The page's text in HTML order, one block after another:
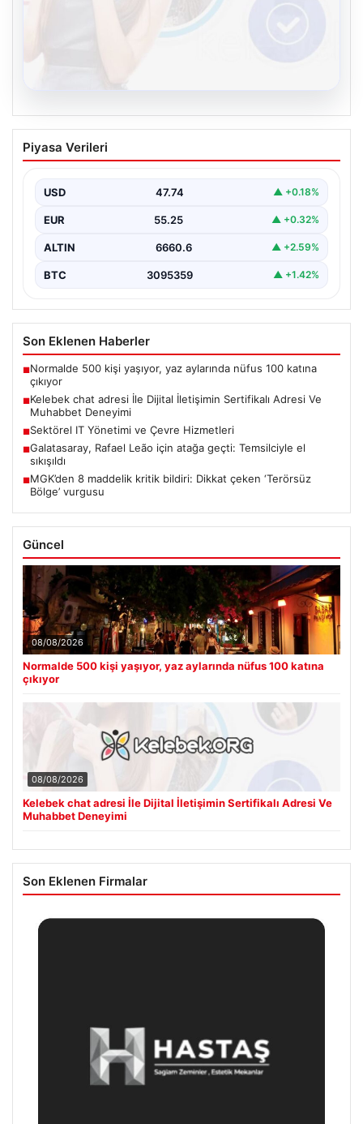
Kelebek chat adresi İle Dijital İletişimin
Sertifikalı Adresi Ve Muhabbet
İnternet çağında bireylerin güvenli bir tarzda irtibat
Piyasa Verileri
USD 47.74 ▲ +0.18%
EUR 55.25 ▲ +0.32%
ALTIN 6660.6 ▲ +2.59%
BTC 3095359 ▲ +1.42%
Son Eklenen Haberler
■Normalde 500 kişi yaşıyor, yaz aylarında nüfus 100 katına
çıkıyor
■Kelebek chat adresi İle Dijital İletişimin Sertifikalı Adresi Ve
Muhabbet Deneyimi
■Sektörel IT Yönetimi ve Çevre Hizmetleri
■Galatasaray, Rafael Leão için atağa geçti: Temsilciyle el
sıkışıldı
■MGK’den 8 maddelik kritik bildiri: Dikkat çeken ‘Terörsüz
Bölge’ vurgusu
Güncel
08/08/2026
Normalde 500 kişi yaşıyor, yaz aylarında nüfus 100 katına
çıkıyor
08/08/2026
Kelebek chat adresi İle Dijital İletişimin Sertifikalı Adresi Ve
Muhabbet Deneyimi
Son Eklenen Firmalar